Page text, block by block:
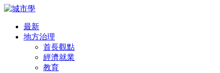
最新
地方治理
首長觀點
經濟就業
教育